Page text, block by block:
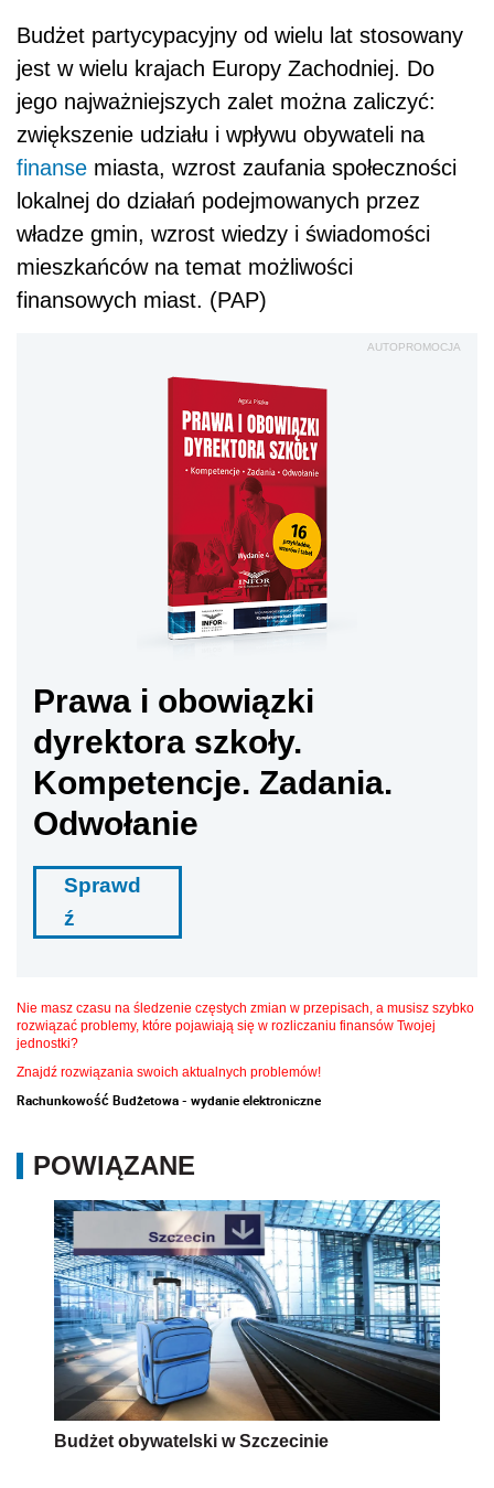
Budżet partycypacyjny od wielu lat stosowany
jest w wielu krajach Europy Zachodniej. Do
jego najważniejszych zalet można zaliczyć:
zwiększenie udziału i wpływu obywateli na
finanse miasta, wzrost zaufania społeczności
lokalnej do działań podejmowanych przez
władze gmin, wzrost wiedzy i świadomości
mieszkańców na temat możliwości
finansowych miast. (PAP)
AUTOPROMOCJA
Prawa i obowiązki
dyrektora szkoły.
Kompetencje. Zadania.
Odwołanie
Sprawd
ź
Nie masz czasu na śledzenie częstych zmian w przepisach, a musisz szybko
rozwiązać problemy, które pojawiają się w rozliczaniu finansów Twojej
jednostki?
Znajdź rozwiązania swoich aktualnych problemów!
Rachunkowość Budżetowa - wydanie elektroniczne
POWIĄZANE
Budżet obywatelski w Szczecinie